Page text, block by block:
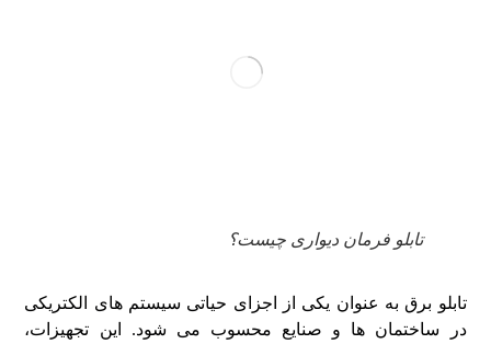
تابلو فرمان دیواری چیست؟
تابلو برق به عنوان یکی از اجزای حیاتی سیستم‌ های الکتریکی
در ساختمان‌ ها و صنایع محسوب می‌ شود. این تجهیزات،